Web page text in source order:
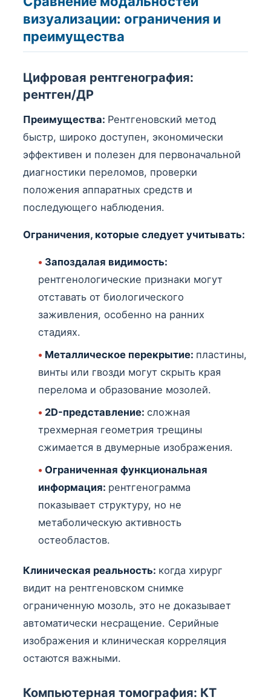
визуализации: ограничения и
преимущества
Цифровая рентгенография:
рентген/ДР
Преимущества: Рентгеновский метод
быстр, широко доступен, экономически
эффективен и полезен для первоначальной
диагностики переломов, проверки
положения аппаратных средств и
последующего наблюдения.
Ограничения, которые следует учитывать:
• Запоздалая видимость:
рентгенологические признаки могут
отставать от биологического
заживления, особенно на ранних
стадиях.
• Металлическое перекрытие: пластины,
винты или гвозди могут скрыть края
перелома и образование мозолей.
• 2D-представление: сложная
трехмерная геометрия трещины
сжимается в двумерные изображения.
• Ограниченная функциональная
информация: рентгенограмма
показывает структуру, но не
метаболическую активность
остеобластов.
Клиническая реальность: когда хирург
видит на рентгеновском снимке
ограниченную мозоль, это не доказывает
автоматически несращение. Серийные
изображения и клиническая корреляция
остаются важными.
Компьютерная томография: КТ